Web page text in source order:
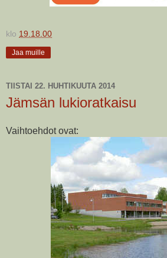
klo 19.18.00
Jaa muille
TIISTAI 22. HUHTIKUUTA 2014
Jämsän lukioratkaisu
Vaihtoehdot ovat: